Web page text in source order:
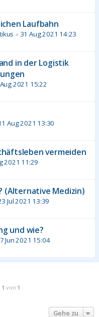
Laufbahn
« 31 Aug 2021 14:23
in der Logistik
2021 15:22
Aug 2021 13:30
vermeiden
2021 11:29
(Alternative Medizin)
Jul 2021 13:39
und wie?
Jun 2021 15:04
1 von 1
Gehe zu